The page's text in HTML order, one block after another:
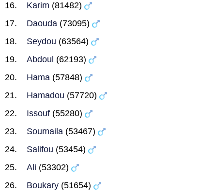
Karim (81482)
Daouda (73095)
Seydou (63564)
Abdoul (62193)
Hama (57848)
Hamadou (57720)
Issouf (55280)
Soumaila (53467)
Salifou (53454)
Ali (53302)
Boukary (51654)